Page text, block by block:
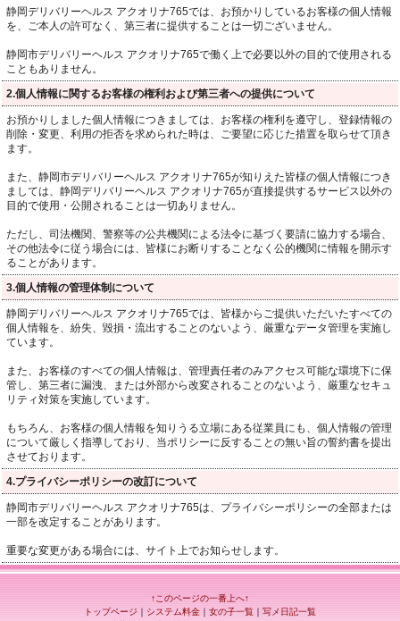
静岡デリバリーヘルス アクオリナ765では、お預かりしているお客様の個人情報
を、ご本人の許可なく、第三者に提供することは一切ございません。
静岡市デリバリーヘルス アクオリナ765で働く上で必要以外の目的で使用される
こともありません。
2.個人情報に関するお客様の権利および第三者への提供について
お預かりしました個人情報につきましては、お客様の権利を遵守し、登録情報の
削除・変更、利用の拒否を求められた時は、ご要望に応じた措置を取らせて頂き
ます。
また、静岡市デリバリーヘルス アクオリナ765が知りえた皆様の個人情報につき
ましては、静岡デリバリーヘルス アクオリナ765が直接提供するサービス以外の
目的で使用・公開されることは一切ありません。
ただし、司法機関、警察等の公共機関による法令に基づく要請に協力する場合、
その他法令に従う場合には、皆様にお断りすることなく公的機関に情報を開示す
ることがあります。
3.個人情報の管理体制について
静岡デリバリーヘルス アクオリナ765では、皆様からご提供いただいたすべての
個人情報を、紛失、毀損・流出することのないよう、厳重なデータ管理を実施し
ています。
また、お客様のすべての個人情報は、管理責任者のみアクセス可能な環境下に保
管し、第三者に漏洩、または外部から改変されることのないよう、厳重なセキュ
リティ対策を実施しています。
もちろん、お客様の個人情報を知りうる立場にある従業員にも、個人情報の管理
について厳しく指導しており、当ポリシーに反することの無い旨の誓約書を提出
させております。
4.プライバシーポリシーの改訂について
静岡市デリバリーヘルス アクオリナ765は、プライバシーポリシーの全部または
一部を改定することがあります。
重要な変更がある場合には、サイト上でお知らせします。
↑このページの一番上へ↑
トップページ ｜ システム料金 ｜ 女の子一覧 ｜ 写メ日記一覧